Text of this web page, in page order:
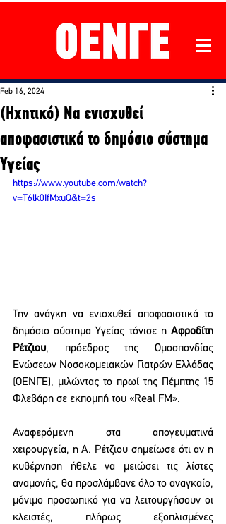
(Ηχητικό) Να ενισχυθεί
αποφασιστικά το δημόσιο σύστημα
Υγείας
Feb 16, 2024
https://www.youtube.com/watch?
v=T6lk0IfMxuQ&t=2s
Την ανάγκη να ενισχυθεί αποφασιστικά το
δημόσιο σύστημα Υγείας τόνισε η Αφροδίτη
Ρέτζιου, πρόεδρος της Ομοσπονδίας
Ενώσεων Νοσοκομειακών Γιατρών Ελλάδας
(ΟΕΝΓΕ), μιλώντας το πρωί της Πέμπτης 15
Φλεβάρη σε εκπομπή του «Real FM».
Αναφερόμενη στα απογευματινά
χειρουργεία, η Α. Ρέτζιου σημείωσε ότι αν η
κυβέρνηση ήθελε να μειώσει τις λίστες
αναμονής, θα προσλάμβανε όλο το αναγκαίο,
μόνιμο προσωπικό για να λειτουργήσουν οι
κλειστές, πλήρως εξοπλισμένες